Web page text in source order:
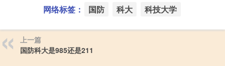
网络标签： 国防 科大 科技大学
上一篇
国防科大是985还是211